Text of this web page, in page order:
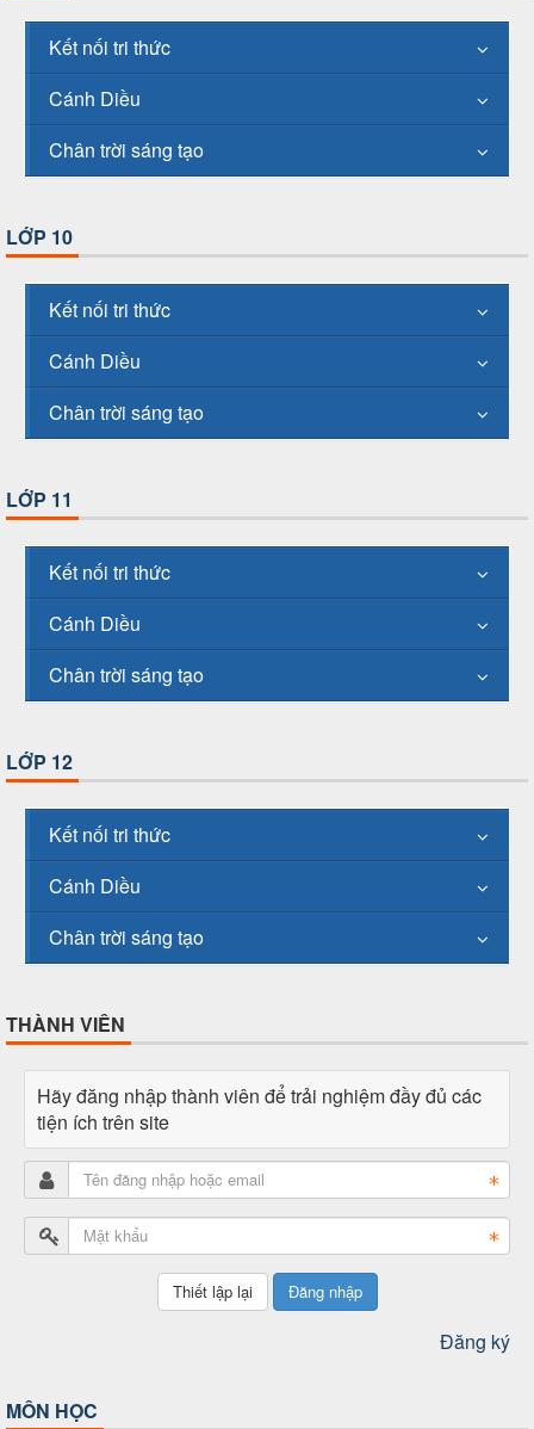
Kết nối tri thức
Cánh Diều
Chân trời sáng tạo
LỚP 10
Kết nối tri thức
Cánh Diều
Chân trời sáng tạo
LỚP 11
Kết nối tri thức
Cánh Diều
Chân trời sáng tạo
LỚP 12
Kết nối tri thức
Cánh Diều
Chân trời sáng tạo
THÀNH VIÊN
Hãy đăng nhập thành viên để trải nghiệm đầy đủ các
tiện ích trên site
Đăng nhập
Đăng ký
MÔN HỌC